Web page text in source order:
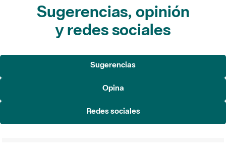
Sugerencias, opinión
y redes sociales
Sugerencias
Opina
Redes sociales